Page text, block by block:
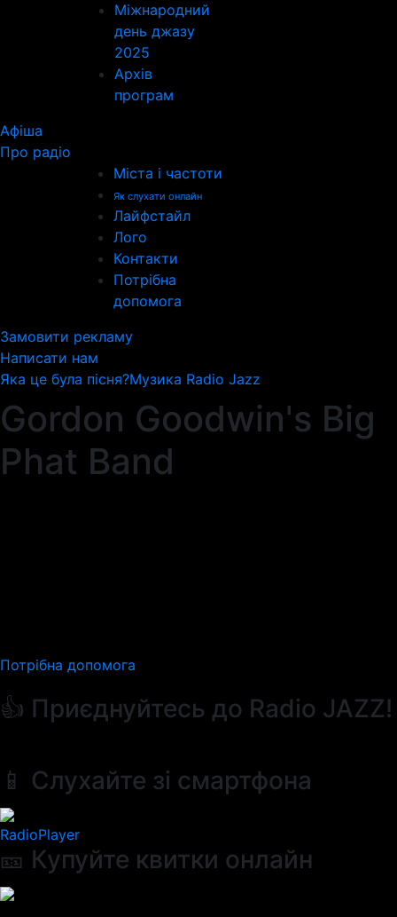
Міжнародний
день джазу
2025
Архів
програм
Афіша
Про радіо
Міста і частоти
Як слухати онлайн
Лайфстайл
Лого
Контакти
Потрібна
допомога
Замовити рекламу
Написати нам
Яка це була пісня?Музика Radio Jazz
Gordon Goodwin's Big
Phat Band
Потрібна допомога
👍 Приєднуйтесь до Radio JAZZ!
📱 Слухайте зі смартфона
RadioPlayer
🎫 Купуйте квитки онлайн